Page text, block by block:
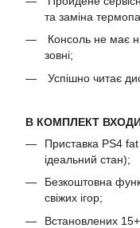
та заміна
Консоль не має
зовні;
Успішно читає
В КОМПЛЕКТ
Приставка PS4
ідеальний стан);
Безкоштовна
свіжих ігор;
Встановлених 15+